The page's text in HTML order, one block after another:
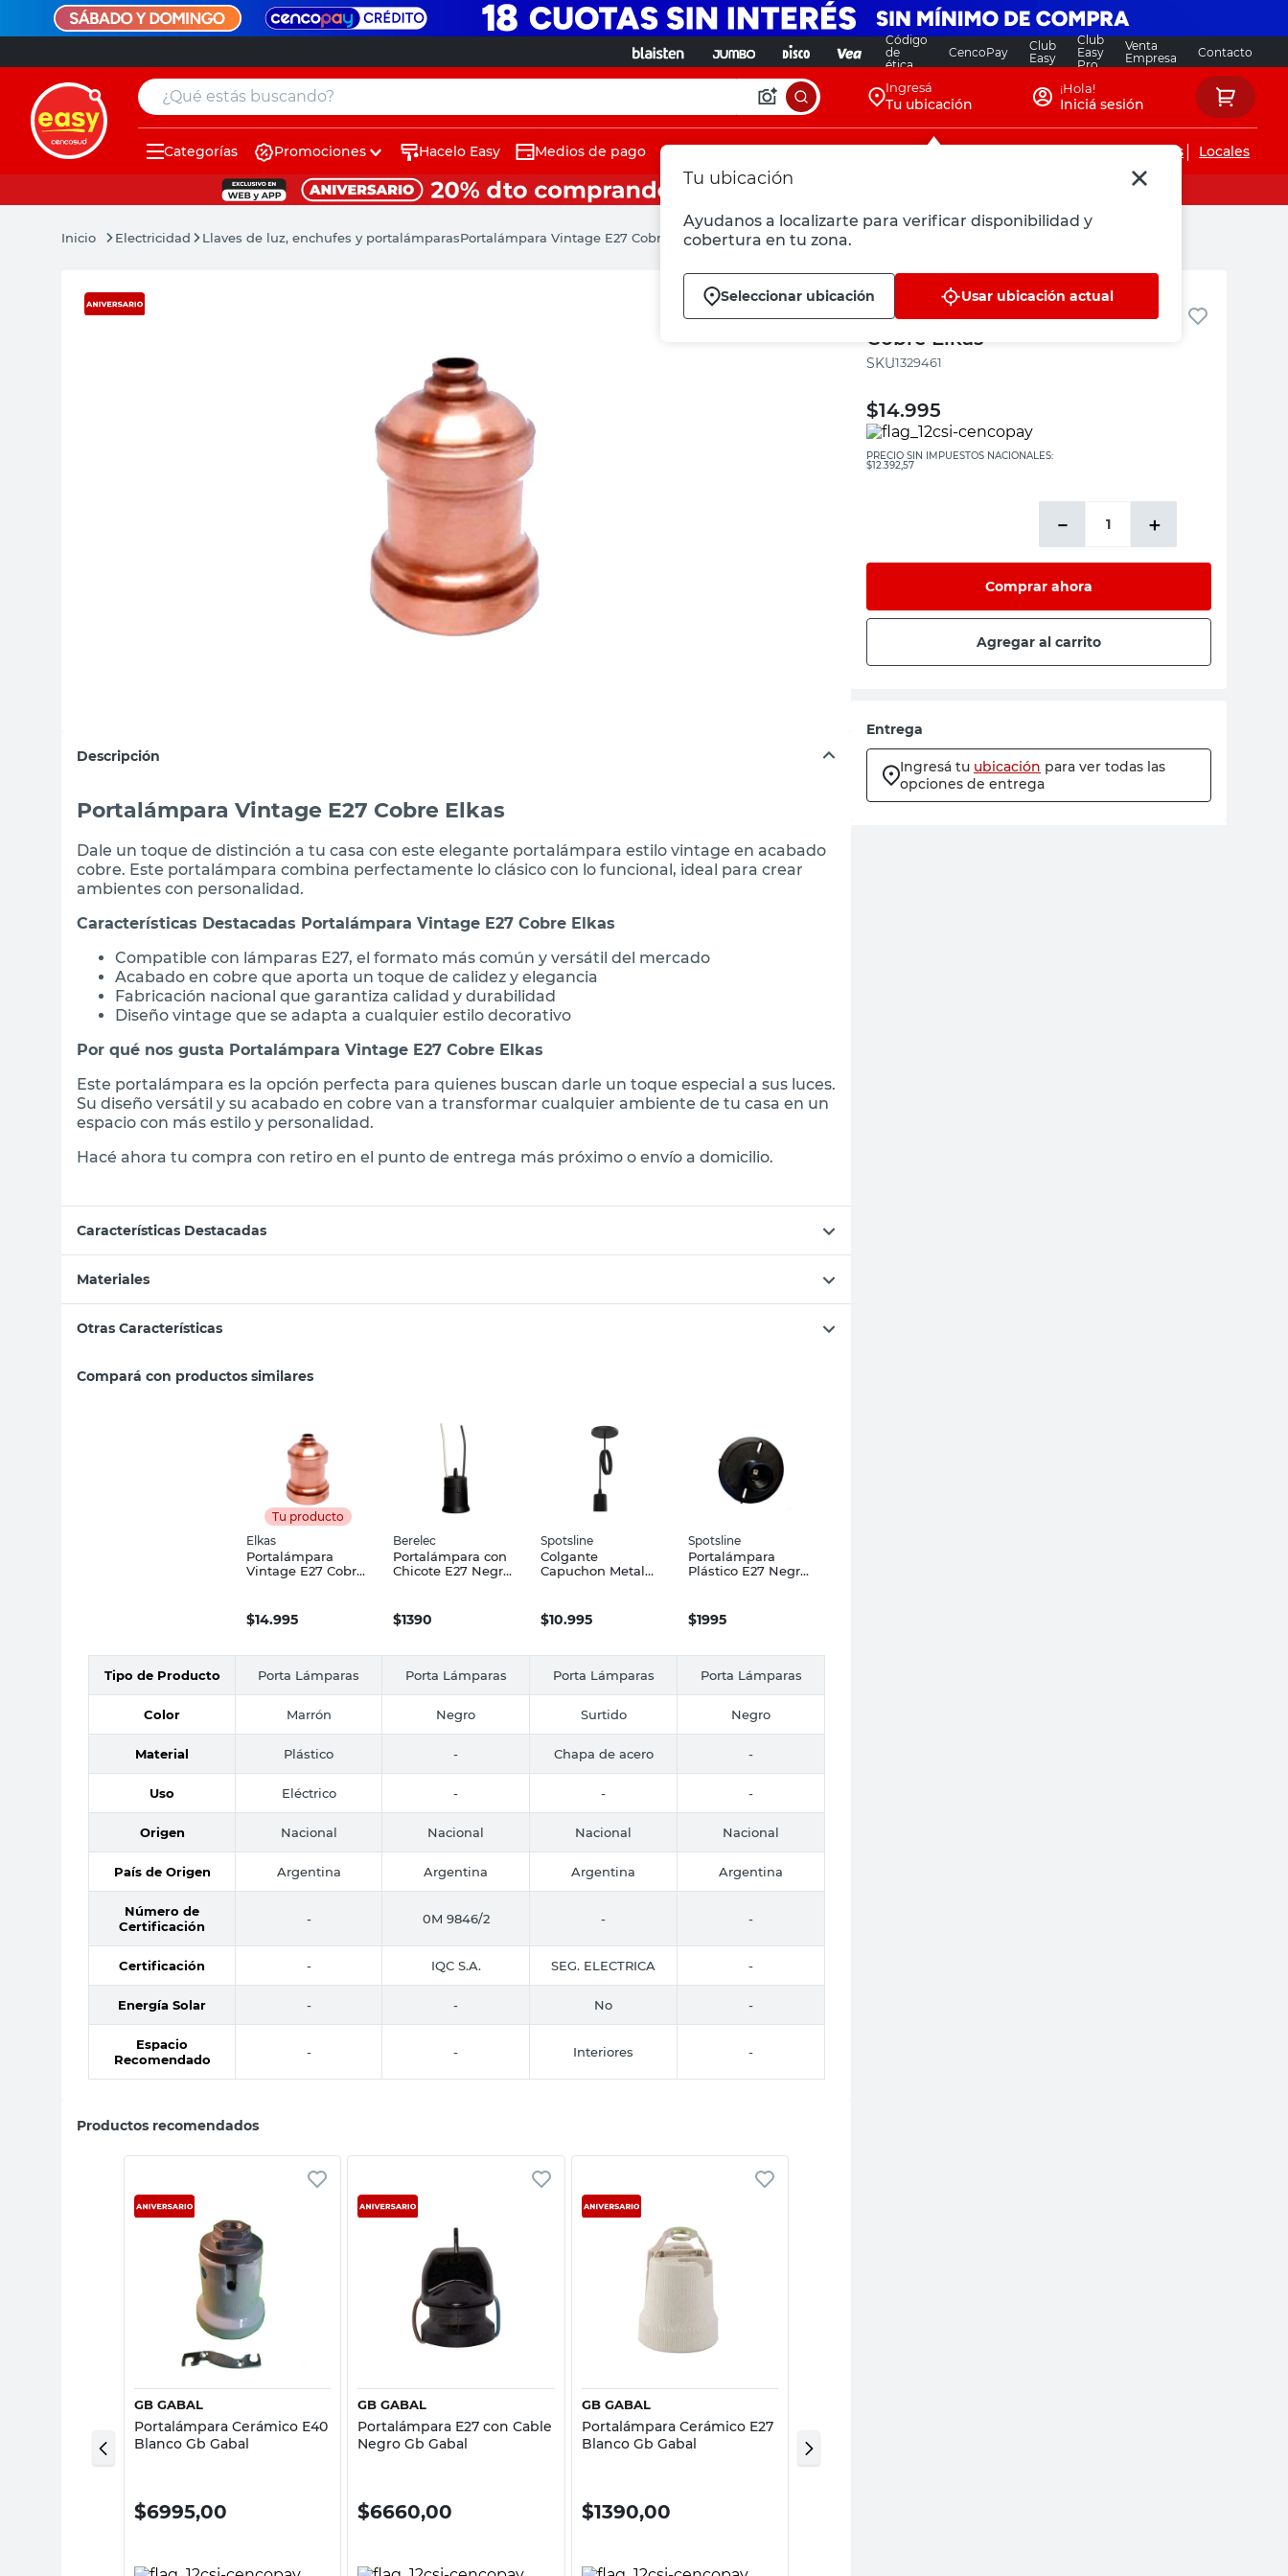
Código
de
ética
CencoPay
Club
Easy
Club
Easy
Pro
Venta
Empresa
Contacto
¿Qué estás buscando? Ingresá
Tu ubicación
Tu ubicación
Ayudanos a localizarte para verificar disponibilidad y
cobertura en tu zona.
Seleccionar ubicación Usar ubicación actual
¡Hola!
Iniciá sesión
Categorías Promociones Hacelo Easy Medios de pago Servicios de instalaciones Locales
Electricidad Llaves de luz, enchufes y portalámparasPortalámpara Vintage E27 Cobre Elkas
Descripción
Portalámpara Vintage E27 Cobre Elkas
Dale un toque de distinción a tu casa con este elegante portalámpara estilo vintage en acabado
cobre. Este portalámpara combina perfectamente lo clásico con lo funcional, ideal para crear
ambientes con personalidad.
Características Destacadas Portalámpara Vintage E27 Cobre Elkas
Compatible con lámparas E27, el formato más común y versátil del mercado
Acabado en cobre que aporta un toque de calidez y elegancia
Fabricación nacional que garantiza calidad y durabilidad
Diseño vintage que se adapta a cualquier estilo decorativo
Por qué nos gusta Portalámpara Vintage E27 Cobre Elkas
Este portalámpara es la opción perfecta para quienes buscan darle un toque especial a sus luces.
Su diseño versátil y su acabado en cobre van a transformar cualquier ambiente de tu casa en un
espacio con más estilo y personalidad.
Hacé ahora tu compra con retiro en el punto de entrega más próximo o envío a domicilio.
Características Destacadas
Materiales
Otras Características
Compará con productos similares
Tu producto
Elkas
Portalámpara
Vintage E27 Cobre
$14.995
Berelec
Portalámpara con
Chicote E27 Negro
$1390
Spotsline
Colgante
Capuchon Metal
$10.995
Spotsline
Portalámpara
Plástico E27 Negro
$1995
Tipo de Producto Porta Lámparas Porta Lámparas Porta Lámparas Porta Lámparas
Color Marrón Negro Surtido Negro
Material Plástico - Chapa de acero -
Uso Eléctrico - - -
Origen Nacional Nacional Nacional Nacional
País de Origen Argentina Argentina Argentina Argentina
Número de
Certificación
- 0M 9846/2 - -
Certificación - IQC S.A. SEG. ELECTRICA -
Energía Solar - - No -
Espacio
Recomendado
- - Interiores -
Productos recomendados
Vista rápida
GB GABAL
Portalámpara Cerámico E40
Blanco Gb Gabal
$6995,00
Vista rápida
GB GABAL
Portalámpara E27 con Cable
Negro Gb Gabal
$6660,00
GB GABAL
Portalámpara Cerámico E27
Blanco Gb Gabal
$1390,00
Negro Enled
Elkas
Portalámpara Vintage E27
Cobre Elkas
:1329461
$14.995
PRECIO SIN IMPUESTOS NACIONALES:
$12.392,57
＋
－
Comprar ahora
Agregar al carrito
Entrega
Ingresá tu ubicación para ver todas las
opciones de entrega
muebles